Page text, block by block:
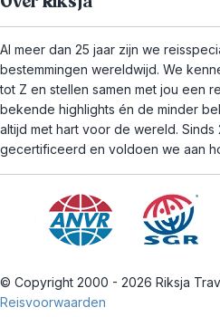
Al meer dan 25 jaar zijn we
bestemmingen wereldwijd. We
tot Z en stellen samen met jou een
bekende highlights én de minder
altijd met hart voor de wereld. Sinds
gecertificeerd en voldoen we aan
© Copyright 2000 - 2026 Riksja
Reisvoorwaarden